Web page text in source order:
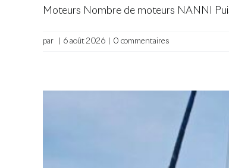
Moteurs Nombre de moteurs NANNI
par 6 août 2026 0 commentaires